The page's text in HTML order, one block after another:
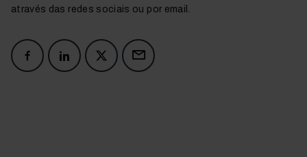
através das redes sociais ou por email.